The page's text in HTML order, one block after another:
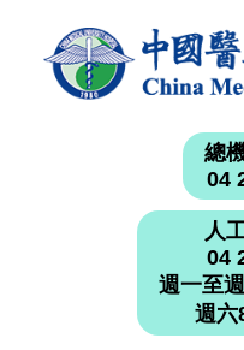
總
04
人
04
週一至
週六